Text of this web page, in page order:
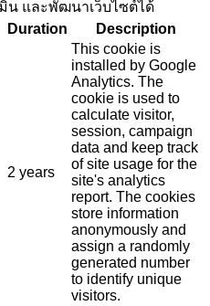
น และพัฒนาเว็บไซต์ได้
Duration Description
2 years
This cookie is
installed by Google
Analytics. The
cookie is used to
calculate visitor,
session, campaign
data and keep track
of site usage for the
site's analytics
report. The cookies
store information
anonymously and
assign a randomly
generated number
to identify unique
visitors.